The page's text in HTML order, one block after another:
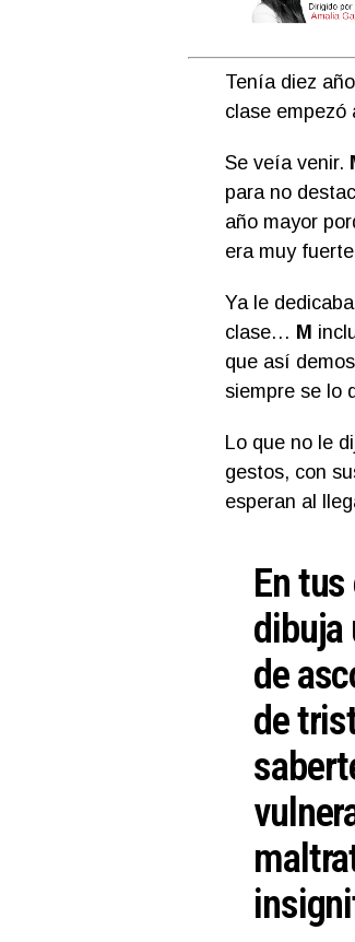
Tenía diez
clase
Se veía venir.
para no
año mayor
era muy
Ya le
clase… M
que así
siempre se lo
Lo que no le
gestos, con
esperan al
En
dibuja
de
de